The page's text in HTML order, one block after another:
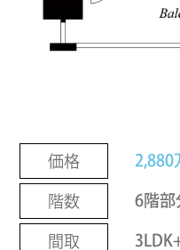
価格 2,880
階数 6階部
間取